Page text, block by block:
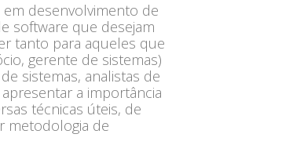
desenvolvimento de
software que desejam
tanto para aqueles que
gerente de sistemas)
sistemas, analistas de
a importância
técnicas úteis, de
metodologia de